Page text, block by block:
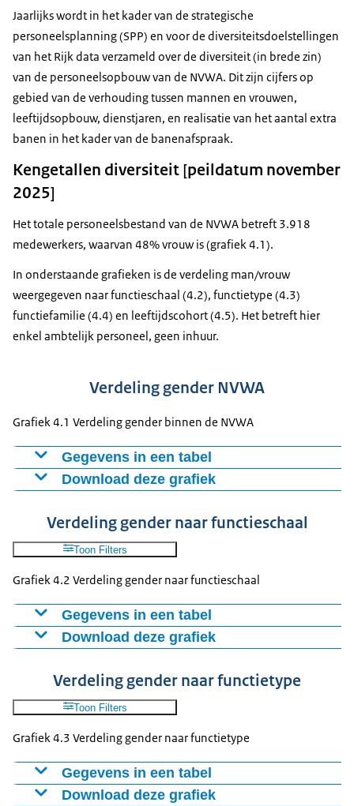
Jaarlijks wordt in het kader van de strategische
personeelsplanning (SPP) en voor de diversiteitsdoelstellingen
van het Rijk data verzameld over de diversiteit (in brede zin)
van de personeelsopbouw van de NVWA. Dit zijn cijfers op
gebied van de verhouding tussen mannen en vrouwen,
leeftijdsopbouw, dienstjaren, en realisatie van het aantal extra
banen in het kader van de banenafspraak.
Kengetallen diversiteit [peildatum november
2025]
Het totale personeelsbestand van de NVWA betreft 3.918
medewerkers, waarvan 48% vrouw is (grafiek 4.1).
In onderstaande grafieken is de verdeling man/vrouw
weergegeven naar functieschaal (4.2), functietype (4.3)
functiefamilie (4.4) en leeftijdscohort (4.5). Het betreft hier
enkel ambtelijk personeel, geen inhuur.
Verdeling gender NVWA
Grafiek 4.1 Verdeling gender binnen de NVWA
Gegevens in een tabel
Aantal mdw's ambtelijk
Vrouw 1871
Download deze grafiek
Download CSV-bestand
Verdeling gender naar functieschaal
Toon Filters
Grafiek 4.2 Verdeling gender naar functieschaal
Gegevens in een tabel
Functieschaal ManVrouw
4
7
2
5
13
9
65
8
116
134
9
421 282
Download deze grafiek
Download CSV-bestand
Verdeling gender naar functietype
Toon Filters
Grafiek 4.3 Verdeling gender naar functietype
Gegevens in een tabel
Functietype Man
Download deze grafiek